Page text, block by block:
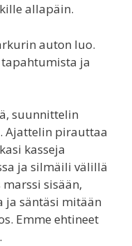
allapäin.
auton luo.
ja
suunnittelin
Ajattelin pirauttaa
kasseja
ja silmäili välillä
sisään,
ja säntäsi mitään
Emme ehtineet